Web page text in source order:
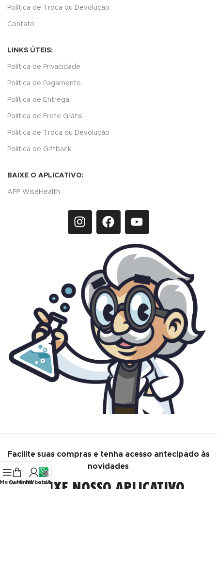
Política de Troca ou Devolução
Contato
LINKS ÚTEIS:
Política de Privacidade
Política de Pagamento
Política de Entrega
Política de Frete Grátis
Política de Troca ou Devolução
Política de Giftback
BAIXE O APLICATIVO:
APP WiseHealth
Facilite suas compras e tenha acesso antecipado às
novidades
BAIXE NOSSO APLICATIVO
MenuCarrinho
Minha conta
WhatsApp